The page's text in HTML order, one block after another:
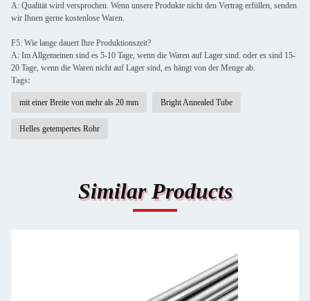
A: Qualität wird versprochen. Wenn unsere Produkte nicht den Vertrag erfüllen, senden
wir Ihnen gerne kostenlose Waren.
F5: Wie lange dauert Ihre Produktionszeit?
A: Im Allgemeinen sind es 5-10 Tage, wenn die Waren auf Lager sind. oder es sind 15-
20 Tage, wenn die Waren nicht auf Lager sind, es hängt von der Menge ab.
Tags:
mit einer Breite von mehr als 20 mm Bright Annealed Tube
Helles getempertes Rohr
Similar Products